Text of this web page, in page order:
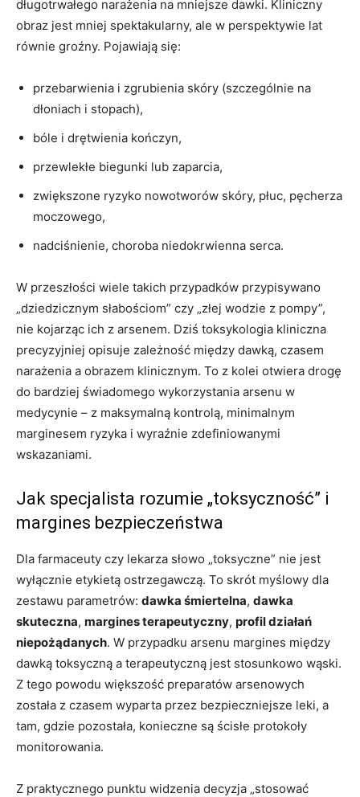
długotrwałego narażenia na mniejsze dawki. Kliniczny
obraz jest mniej spektakularny, ale w perspektywie lat
równie groźny. Pojawiają się:
przebarwienia i zgrubienia skóry (szczególnie na
dłoniach i stopach),
bóle i drętwienia kończyn,
przewlekłe biegunki lub zaparcia,
zwiększone ryzyko nowotworów skóry, płuc, pęcherza
moczowego,
nadciśnienie, choroba niedokrwienna serca.
W przeszłości wiele takich przypadków przypisywano
„dziedzicznym słabościom” czy „złej wodzie z pompy”,
nie kojarząc ich z arsenem. Dziś toksykologia kliniczna
precyzyjniej opisuje zależność między dawką, czasem
narażenia a obrazem klinicznym. To z kolei otwiera drogę
do bardziej świadomego wykorzystania arsenu w
medycynie – z maksymalną kontrolą, minimalnym
marginesem ryzyka i wyraźnie zdefiniowanymi
wskazaniami.
Jak specjalista rozumie „toksyczność” i
margines bezpieczeństwa
Dla farmaceuty czy lekarza słowo „toksyczne” nie jest
wyłącznie etykietą ostrzegawczą. To skrót myślowy dla
zestawu parametrów: dawka śmiertelna, dawka
skuteczna, margines terapeutyczny, profil działań
niepożądanych. W przypadku arsenu margines między
dawką toksyczną a terapeutyczną jest stosunkowo wąski.
Z tego powodu większość preparatów arsenowych
została z czasem wyparta przez bezpieczniejsze leki, a
tam, gdzie pozostała, konieczne są ścisłe protokoły
monitorowania.
Z praktycznego punktu widzenia decyzja „stosować